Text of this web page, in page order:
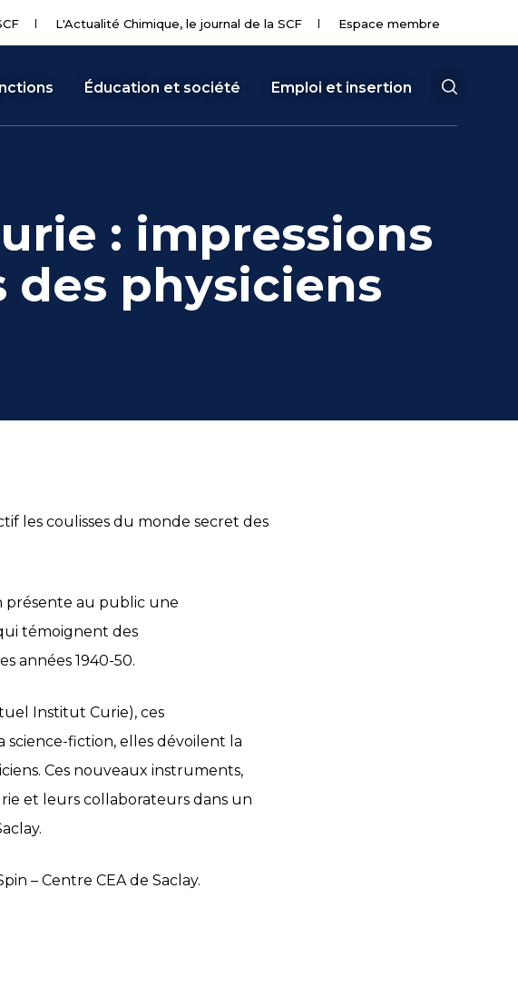
L'Actualité Chimique, le journal de la SCF Espace membre
Éducation et société Emploi et insertion
: impressions
des physiciens
les coulisses du monde secret des
présente au public une
témoignent des
années 1940-50.
Institut Curie), ces
fiction, elles dévoilent la
Ces nouveaux instruments,
et leurs collaborateurs dans un
– Centre CEA de Saclay.